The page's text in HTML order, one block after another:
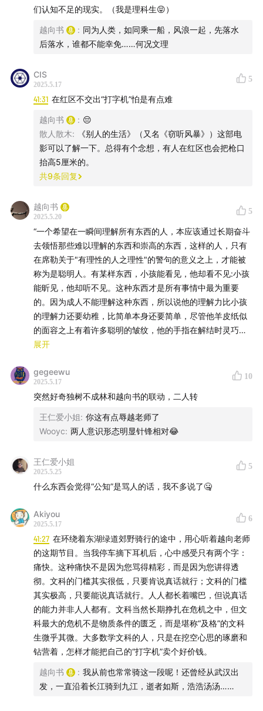
that Type, by Doreen Cronin, pictures by Betsy
Lewin, New York: Simon & Schuster Books for Young
Readers, 2000.
“天视自我民视，天听自我民听”（《尚书·泰誓中》）
打赏方式：
1. 爱发电： afdian.com
2. 在小宇宙平台直接打赏
3. 用微信打开 mp.weixin.qq.com 【此法的优点的没有平
台抽成，缺点也很大：我不知道这钱是谁给的。所以最好
能给我发封邮件（yuexiangshu2000@gmail.com），我
收到后必默念尊名以致谢。如果您在意这一点，或觉得麻
烦，可选其他方式。】
4. Patreon：www.patreon.com
【我的目标是在2025年12月31日之前完成约600分钟免费
且无广告的音频节目，目前已完成58%。】
节目播音/节目文案/节目制作/节目运营/声音效果：越向
节目封面：手工作品《嚎叫》 by 越向
片头：《阿凡提的故事 第五集 偷东西的驴》
片尾：崔健的《假行僧》+ 《阿凡提的故事》主题曲
互动方式：yuexiangshu2000@gmail.com
您还可以用其他方式收听我的播客节目：
RSS：https://feed.xyzfm.space/qkayumjkkfxy
苹果播客链接：podcasts.apple.com
Spotify链接： open.spotify.com
们认知不足的现实。（我是理科生😝）
越向书 : 同为人类，如同乘一船，风浪一起，先落水
后落水，谁都不能幸免……何况文理
CIS
2025.5.17
5
41:31 在红区不交出“打字机”怕是有点难
越向书 : 😔
散人散木:
《别人的生活》（又名《窃听风暴》）这部电
影可以了解一下。总得有个念想，有人在红区也会把枪口
抬高5厘米的。
共9条回复
越向书
2025.5.20
5
“一个希望在一瞬间理解所有东西的人，本应该通过长期奋斗
去领悟那些难以理解的东西和崇高的东西，这样的人，只有
在席勒关于"有理性的人之理性"的警句的意义之上，才能被
称为是聪明人。有某样东西，小孩能看见，他却看不见:小孩
能昕见，他却听不见。这种东西才是所有事情中最为重要
的。因为成人不能理解这种东西，所以说他的理解力比小孩
的理解力还要幼稚，比简单本身还要简单，尽管他羊皮纸似
的面容之上有着许多聪明的皱纹，他的手指在解结时灵巧伶
俐。他已经失去或破坏了他的本能。当他的理解力让他失
缰。他的个性动摇了，他对其不再有任何自信，它沉入到自
己的内心世界中去了。这个内心世界在这里只意味着它所学
过东西的杂乱无章的状态，而且由于只是一些无法面向生活
的教条，这个内心世界总也没有外在的自我表达。再看远
些，我们就会看到，历史对本能的遗弃如何将人变成了一些
扮成一个有教养的人、一个博学之士、一个诗人或是一个政
治家。”（尼采：《历史对于人生的利弊》（周思成译），上
海：上海三联书店，2025年。）
展开
gegeewu
2025.5.17
10
突然好奇独树不成林和越向书的联动，二人转
王仁爱小姐: 你这有点辱越老师了
Wooyc: 两人意识形态明显针锋相对😂
王仁爱小姐
2025.5.25
5
什么东西会觉得“公知”是骂人的话，我不多说了🤐
Akiyou
2025.5.17
6
41:27 在环绕着东湖绿道郊野骑行的途中，用心听着越向老师
的这期节目。当我停车摘下耳机后，心中感受只有两个字：
痛快。这种痛快不是因为您骂得精彩，而是因为您讲得透
彻。文科的门槛其实很低，只要肯说真话就行；文科的门槛
其实极高，只要能说真话就行。人人都长着嘴巴，但说真话
的能力并非人人都有。文科当然长期挣扎在危机之中，但文
科最大的危机不是物质条件的匮乏，而是堪称“及格”的文科
生微乎其微。大多数学文科的人，只是在挖空心思的琢磨和
钻营着，怎样才能把自己的“打字机”卖个好价钱。
越向书 : 我从前也常常骑这一段呢！还曾经从武汉出
发，一直沿着长江骑到九江，逝者如斯，浩浩汤汤……